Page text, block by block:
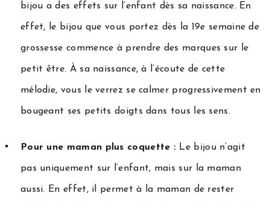
bijou a des effets sur l’enfant dès sa naissance. En
effet, le bijou que vous portez dès la 19e semaine de
grossesse commence à prendre des marques sur le
petit être. À sa naissance, à l’écoute de cette
mélodie, vous le verrez se calmer progressivement en
bougeant ses petits doigts dans tous les sens.
Pour une maman plus coquette : Le bijou n’agit
pas uniquement sur l’enfant, mais sur la maman
aussi. En effet, il permet à la maman de rester